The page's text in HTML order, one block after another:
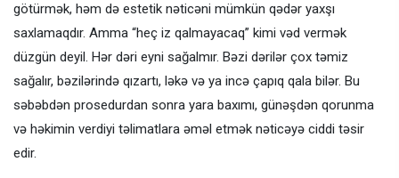
götürmək, həm də estetik nəticəni mümkün qədər yaxşı
saxlamaqdır. Amma “heç iz qalmayacaq” kimi vəd vermək
düzgün deyil. Hər dəri eyni sağalmır. Bəzi dərilər çox təmiz
sağalır, bəzilərində qızartı, ləkə və ya incə çapıq qala bilər. Bu
səbəbdən prosedurdan sonra yara baxımı, günəşdən qorunma
və həkimin verdiyi təlimatlara əməl etmək nəticəyə ciddi təsir
edir.